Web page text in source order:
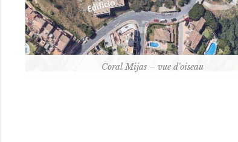
Coral Mijas – vue d'oiseau